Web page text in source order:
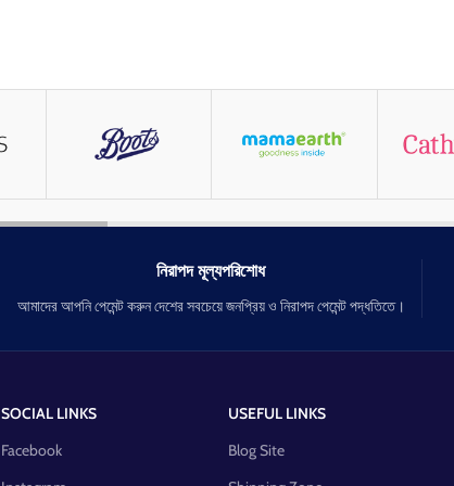
নিরাপদ মূল্যপরিশোধ
আমাদের আপনি পেমেন্ট করুন দেশের সবচেয়ে জনপ্রিয় ও নিরাপদ পেমেন্ট পদ্ধতিতে।
SOCIAL LINKS
Facebook
USEFUL LINKS
Blog Site